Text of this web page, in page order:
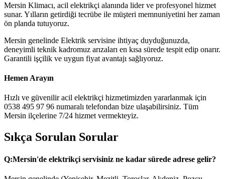
Mersin Klimacı, acil elektrikçi alanında lider ve profesyonel hizmet
sunar. Yılların getirdiği tecrübe ile müşteri memnuniyetini her zaman
ön planda tutuyoruz.
Mersin genelinde Elektrik servisine ihtiyaç duyduğunuzda,
deneyimli teknik kadromuz arızaları en kısa sürede tespit edip onarır.
Garantili işçilik ve uygun fiyat avantajı sağlıyoruz.
Hemen Arayın
Hızlı ve güvenilir acil elektrikçi hizmetimizden yararlanmak için
0538 495 97 96 numaralı telefondan bize ulaşabilirsiniz. Tüm
Mersin ilçelerine 7/24 hizmet vermekteyiz.
Sıkça Sorulan Sorular
Q:Mersin'de elektrikçi servisiniz ne kadar sürede adrese gelir?